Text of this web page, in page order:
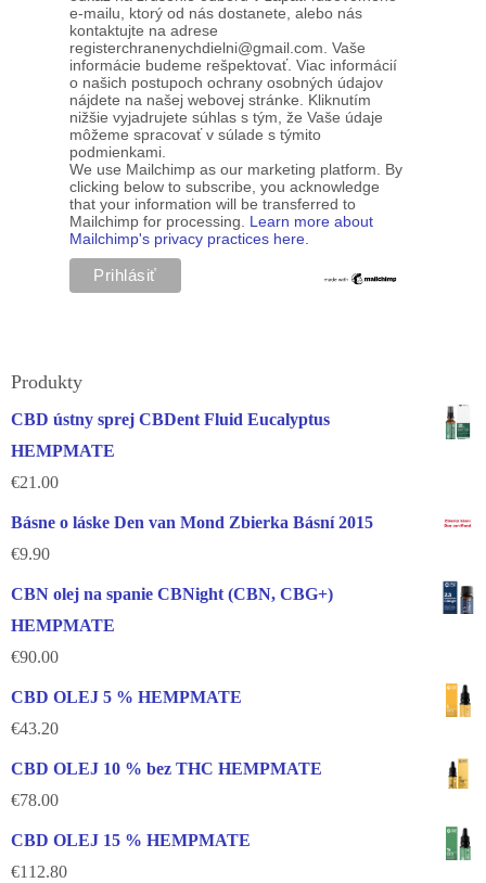
e-mailu, ktorý od nás dostanete, alebo nás
kontaktujte na adrese
registerchranenychdielni@gmail.com. Vaše
informácie budeme rešpektovať. Viac informácií
o našich postupoch ochrany osobných údajov
nájdete na našej webovej stránke. Kliknutím
nižšie vyjadrujete súhlas s tým, že Vaše údaje
môžeme spracovať v súlade s týmito
podmienkami.
We use Mailchimp as our marketing platform. By
clicking below to subscribe, you acknowledge
that your information will be transferred to
Mailchimp for processing. Learn more about
Mailchimp's privacy practices here.
Produkty
CBD ústny sprej CBDent Fluid Eucalyptus
HEMPMATE
€21.00
Básne o láske Den van Mond Zbierka Básní 2015
€9.90
CBN olej na spanie CBNight (CBN, CBG+)
HEMPMATE
€90.00
CBD OLEJ 5 % HEMPMATE
€43.20
CBD OLEJ 10 % bez THC HEMPMATE
€78.00
CBD OLEJ 15 % HEMPMATE
€112.80